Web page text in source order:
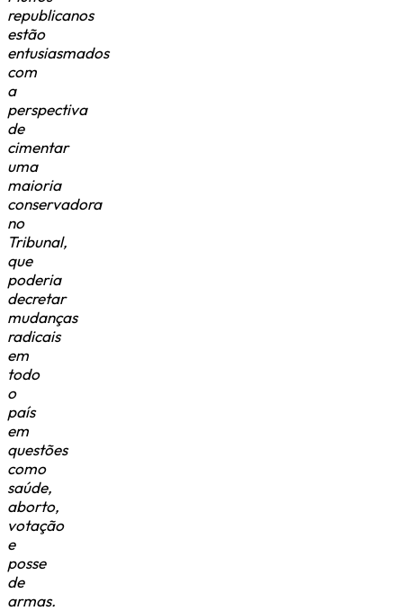
republicanos
estão
entusiasmados
com
a
perspectiva
de
cimentar
uma
maioria
conservadora
no
Tribunal,
que
poderia
decretar
mudanças
radicais
em
todo
o
país
em
questões
como
saúde,
aborto,
votação
e
posse
de
armas.